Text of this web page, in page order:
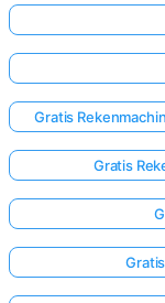
Gratis
Gratis